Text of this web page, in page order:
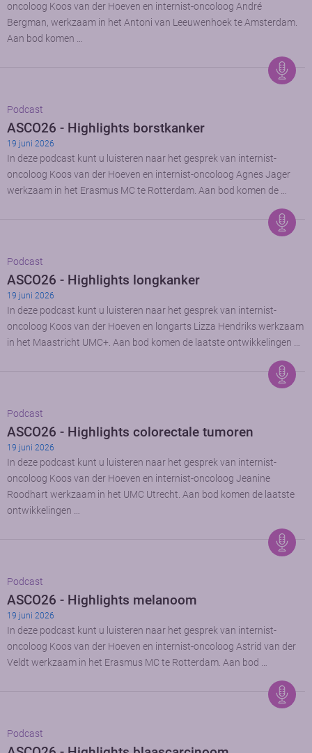
oncoloog Koos van der Hoeven en internist-oncoloog André
Bergman, werkzaam in het Antoni van Leeuwenhoek te Amsterdam.
Aan bod komen …
Podcast
ASCO26 - Highlights borstkanker
19 juni 2026
In deze podcast kunt u luisteren naar het gesprek van internist-
oncoloog Koos van der Hoeven en internist-oncoloog Agnes Jager
werkzaam in het Erasmus MC te Rotterdam. Aan bod komen de …
Podcast
ASCO26 - Highlights longkanker
19 juni 2026
In deze podcast kunt u luisteren naar het gesprek van internist-
oncoloog Koos van der Hoeven en longarts Lizza Hendriks werkzaam
in het Maastricht UMC+. Aan bod komen de laatste ontwikkelingen …
Podcast
ASCO26 - Highlights colorectale tumoren
19 juni 2026
In deze podcast kunt u luisteren naar het gesprek van internist-
oncoloog Koos van der Hoeven en internist-oncoloog Jeanine
Roodhart werkzaam in het UMC Utrecht. Aan bod komen de laatste
ontwikkelingen …
Podcast
ASCO26 - Highlights melanoom
19 juni 2026
In deze podcast kunt u luisteren naar het gesprek van internist-
oncoloog Koos van der Hoeven en internist-oncoloog Astrid van der
Veldt werkzaam in het Erasmus MC te Rotterdam. Aan bod …
Podcast